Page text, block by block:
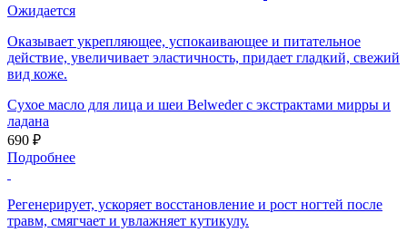
Ожидается
Оказывает укрепляющее, успокаивающее и питательное
действие, увеличивает эластичность, придает гладкий, свежий
вид коже.
Сухое масло для лица и шеи Belweder с экстрактами мирры и
ладана
690 ₽
Подробнее
Регенерирует, ускоряет восстановление и рост ногтей после
травм, смягчает и увлажняет кутикулу.